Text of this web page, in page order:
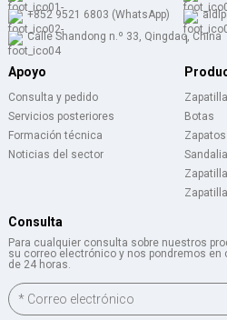
+852 9521 6803 (WhatsApp)
Calle Shandong n.º 33, Qingdao, China
Apoyo
Consulta y pedido
Servicios posteriores
Formación técnica
Noticias del sector
Botas
Consulta
Para cualquier consulta sobre nuestros
su correo electrónico y nos pondremos
de 24 horas.